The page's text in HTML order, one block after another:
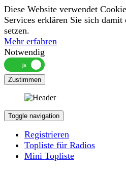
Diese Website verwendet
Services erklären Sie sich
setzen.
Mehr erfahren
Notwendig
Zustimmen
Toggle navigation
Registrieren
Topliste für Radios
Mini Topliste